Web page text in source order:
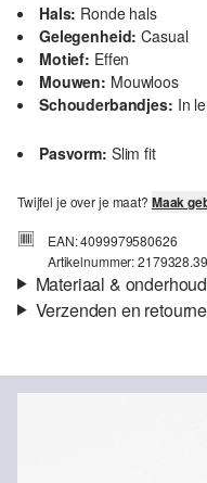
Hals: Ronde hals
Gelegenheid: Casual
Motief: Effen
Mouwen: Mouwloos
Schouderbandjes: In
Pasvorm: Slim fit
Twijfel je over je maat? Maak
EAN: 4099979580626
Artikelnummer:
Materiaal & onderhoud
Materiaal:
Verzenden en
Je bestelling wordt binnen